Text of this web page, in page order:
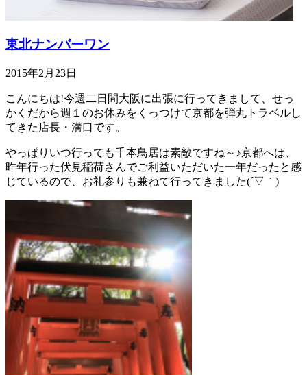
東北ナンバーワン
2015年2月23日
こんにちは!今週二日間大阪に出張に行ってきまして、せっ
かくだから週１のお休みをくっつけて京都を弾丸トラベルし
てきた店長・溝口です。
やっぱりいつ行っても千本鳥居は素敵ですね～♪京都へは、
昨年行った伏見稲荷さんでご利益いただいた一年だったと感
じているので、お礼参りも兼ねて行ってきました(´▽｀)